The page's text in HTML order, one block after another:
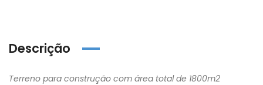
Descrição
Terreno para construção com área total de 1800m2